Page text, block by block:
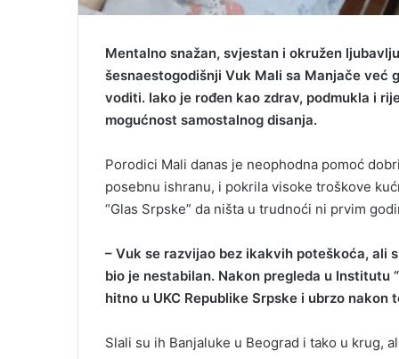
Mentalno snažan, svjestan i okružen
šesnaestogodišnji Vuk Mali sa Manjače već
voditi. Iako je rođen kao zdrav, podmukla i
mogućnost samostalnog disanja.
Porodici Mali danas je neophodna pomoć
posebnu ishranu, i pokrila visoke troškove
“Glas Srpske” da ništa u trudnoći ni prvim
– Vuk se razvijao bez ikakvih poteškoća, ali
bio je nestabilan. Nakon pregleda u Institutu
hitno u UKC Republike Srpske i ubrzo nakon
Slali su ih Banjaluke u Beograd i tako u krug,